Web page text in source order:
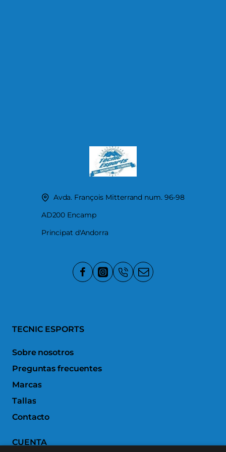
Avda. François Mitterrand num. 96-98
AD200 Encamp
Principat d'Andorra
TECNIC ESPORTS
Sobre nosotros
Preguntas frecuentes
Marcas
Tallas
Contacto
CUENTA